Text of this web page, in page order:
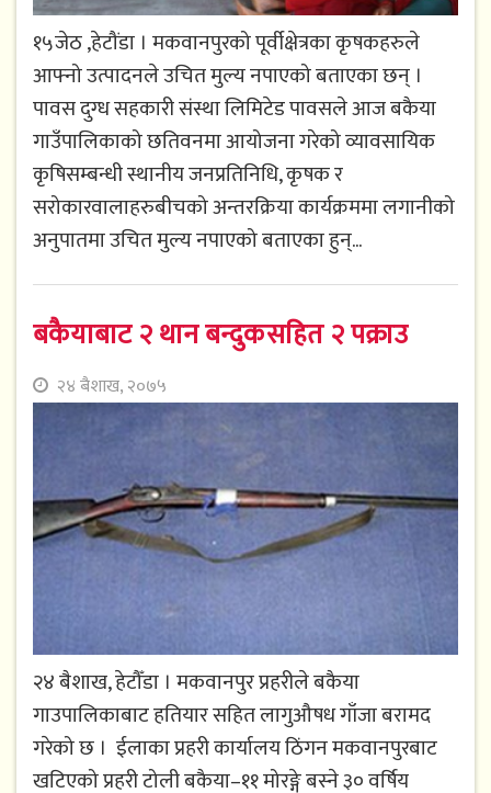
१५जेठ ,हेटौंडा । मकवानपुरको पूर्वीक्षेत्रका कृषकहरुले
आफ्नो उत्पादनले उचित मुल्य नपाएको बताएका छन् ।
पावस दुग्ध सहकारी संस्था लिमिटेड पावसले आज बकैया
गाउँपालिकाको छतिवनमा आयोजना गरेको व्यावसायिक
कृषिसम्बन्धी स्थानीय जनप्रतिनिधि, कृषक र
सरोकारवालाहरुबीचको अन्तरक्रिया कार्यक्रममा लगानीको
अनुपातमा उचित मुल्य नपाएको बताएका हुन्...
बकैयाबाट २ थान बन्दुकसहित २ पक्राउ
२४ बैशाख, २०७५
२४ बैशाख, हेटौँडा । मकवानपुर प्रहरीले बकैया
गाउपालिकाबाट हतियार सहित लागुऔषध गाँजा बरामद
गरेको छ । ईलाका प्रहरी कार्यालय ठिंगन मकवानपुरबाट
खटिएको प्रहरी टोली बकैया–११ मोरङ्गे बस्ने ३० वर्षिय